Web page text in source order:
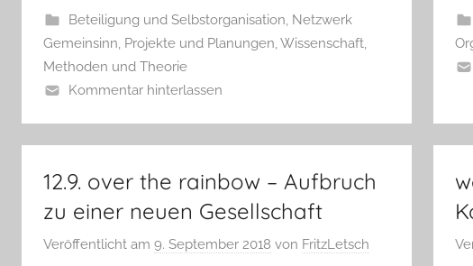
Beteiligung und Selbstorganisation, Netzwerk
Gemeinsinn, Projekte und Planungen,Wissenschaft,
Methoden und Theorie
Kommentar hinterlassen
12.9. over the rainbow – Aufbruch
zu einer neuen Gesellschaft
Veröffentlicht am 9. September 2018 von FritzLetsch